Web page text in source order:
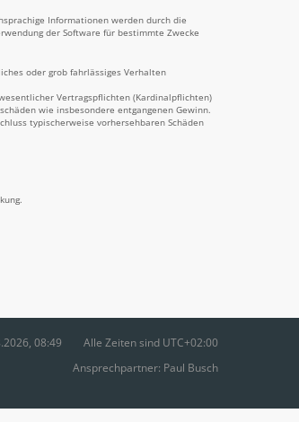
Informationen werden durch die
der Software für bestimmte Zwecke
oder grob fahrlässiges Verhalten
Vertragspflichten (Kardinalpflichten)
wie insbesondere entgangenen Gewinn.
typischerweise vorhersehbaren Schäden
Alle Zeiten sind UTC+02:00
08:49
Ansprechpartner: Paul Busch